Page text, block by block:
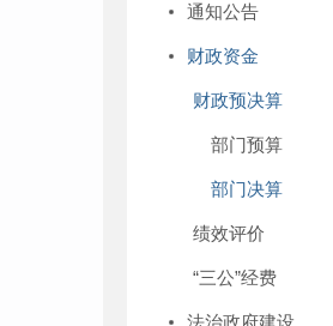
通知公告
财政资金
财政预决算
部门预算
部门决算
绩效评价
“三公”经费
法治政府建设